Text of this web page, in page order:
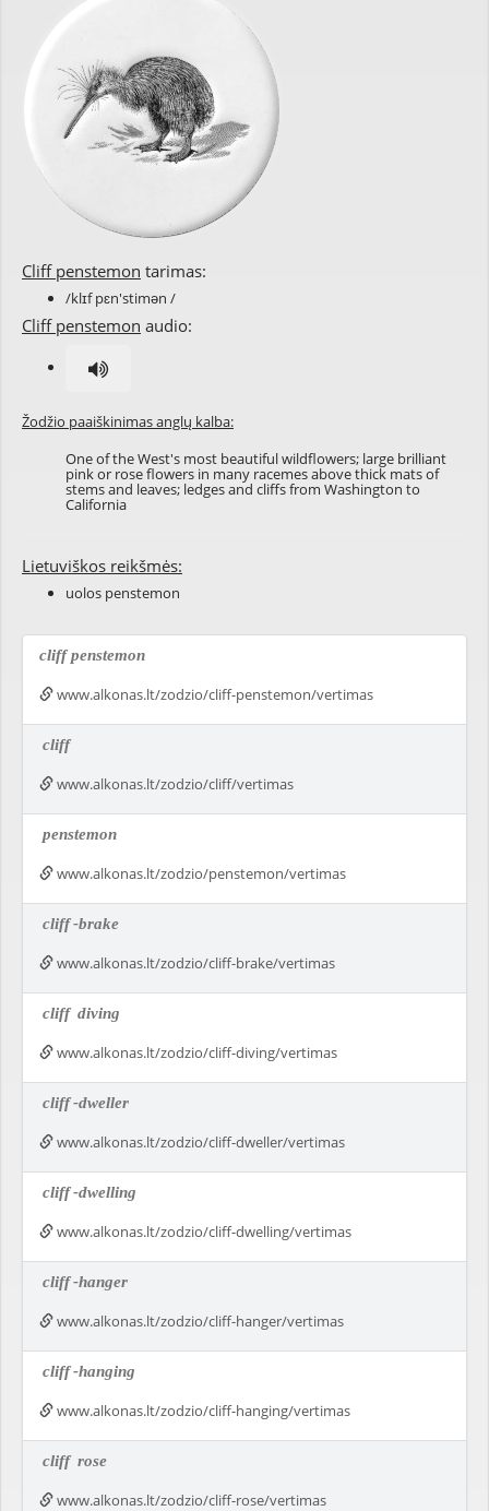
Cliff penstemon tarimas:
/klɪf pɛn'stimən /
Cliff penstemon audio:
Žodžio paaiškinimas anglų kalba:
One of the West's most beautiful wildflowers; large brilliant
pink or rose flowers in many racemes above thick mats of
stems and leaves; ledges and cliffs from Washington to
California
Lietuviškos reikšmės:
uolos penstemon
cliff penstemon
www.alkonas.lt/zodzio/cliff-penstemon/vertimas
cliff
www.alkonas.lt/zodzio/cliff/vertimas
penstemon
www.alkonas.lt/zodzio/penstemon/vertimas
cliff-brake
www.alkonas.lt/zodzio/cliff-brake/vertimas
cliff diving
www.alkonas.lt/zodzio/cliff-diving/vertimas
cliff-dweller
www.alkonas.lt/zodzio/cliff-dweller/vertimas
cliff-dwelling
www.alkonas.lt/zodzio/cliff-dwelling/vertimas
cliff-hanger
www.alkonas.lt/zodzio/cliff-hanger/vertimas
cliff-hanging
www.alkonas.lt/zodzio/cliff-hanging/vertimas
cliff rose
www.alkonas.lt/zodzio/cliff-rose/vertimas